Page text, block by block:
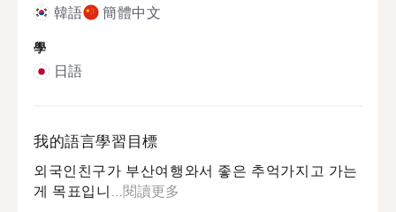
韓語 簡體中文
學
日語
我的語言學習目標
외국인친구가 부산여행와서 좋은 추억가지고 가는
게 목표입니...閱讀更多